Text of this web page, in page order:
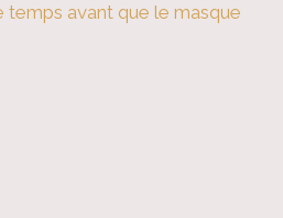
temps avant que le masque